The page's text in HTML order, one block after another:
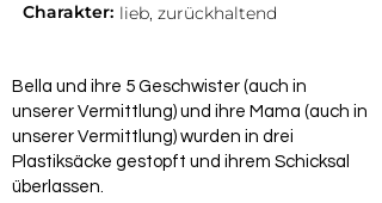
Charakter: lieb, zurückhaltend
Bella und ihre 5 Geschwister (auch in
unserer Vermittlung) und ihre Mama (auch in
unserer Vermittlung) wurden in drei
Plastiksäcke gestopft und ihrem Schicksal
überlassen.